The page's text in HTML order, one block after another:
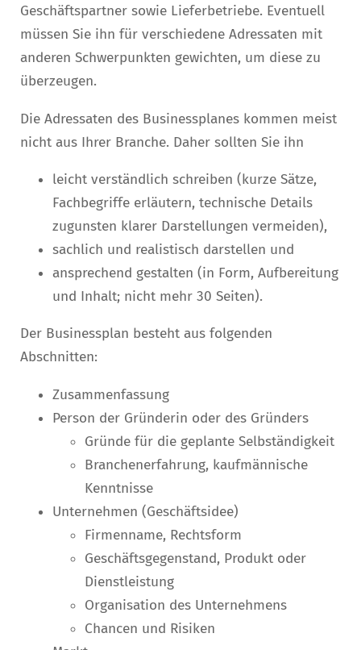
Geschäftspartner sowie Lieferbetriebe. Eventuell
müssen Sie ihn für verschiedene Adressaten mit
anderen Schwerpunkten gewichten, um diese zu
überzeugen.
Die Adressaten des Businessplanes kommen meist
nicht aus Ihrer Branche. Daher sollten Sie ihn
leicht verständlich schreiben (kurze Sätze,
Fachbegriffe erläutern, technische Details
zugunsten klarer Darstellungen vermeiden),
sachlich und realistisch darstellen und
ansprechend gestalten (in Form, Aufbereitung
und Inhalt; nicht mehr 30 Seiten).
Der Businessplan besteht aus folgenden
Abschnitten:
Zusammenfassung
Person der Gründerin oder des Gründers
Gründe für die geplante Selbständigkeit
Branchenerfahrung, kaufmännische
Kenntnisse
Unternehmen (Geschäftsidee)
Firmenname, Rechtsform
Geschäftsgegenstand, Produkt oder
Dienstleistung
Organisation des Unternehmens
Chancen und Risiken